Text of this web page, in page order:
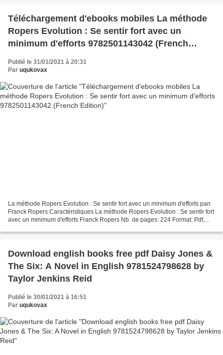
Téléchargement d'ebooks mobiles La méthode
Ropers Evolution : Se sentir fort avec un
minimum d'efforts 9782501143042 (French
Edition)
Publié le 31/01/2021 à 20:31
Par uqukovax
La méthode Ropers Evolution : Se sentir fort avec un minimum d'efforts pan
Franck Ropers Caractéristiques La méthode Ropers Evolution : Se sentir fort
avec un minimum d'efforts Franck Ropers Nb. de pages: 224 Format: Pdf,
Download english books free pdf Daisy Jones &
The Six: A Novel in English 9781524798628 by
Taylor Jenkins Reid
Publié le 30/01/2021 à 16:51
Par uqukovax